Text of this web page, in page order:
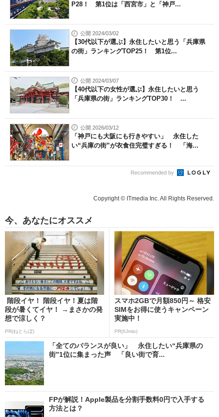
P28！ 第1位は「西宮市」と「神戸...
公開 2024/03/02
【30代以下が選ぶ】永住したいと思う「兵庫県
の街」ランキングTOP25！ 第1位...
公開 2024/03/07
【40代以下の女性が選ぶ】永住したいと思う
「兵庫県の街」ランキングTOP30！ ...
公開 2026/03/12
「神戸にも大阪にも行きやすい」 永住した
い“兵庫の街”が衣食住完璧すぎる！ 「海...
Recommended by
Copyright © ITmedia Inc. All Rights Reserved.
今、あなたにオススメ
階段イヤ！ 階段イヤ！夏は階
段が暑くてイヤ！ →まさかの発
想で涼しく？
PR(ねとらぼ)
スマホ2GBで月額850円～ 格安
SIMをお得に使うキャンペーン
実施中！
PR(IIJmio)
「全てのバランスが良い」 永住したい“兵庫県の
街”1位に集まった声 「良い街で育...
FPが解説！Apple製品を分割手数料0円で入手する
方法とは？